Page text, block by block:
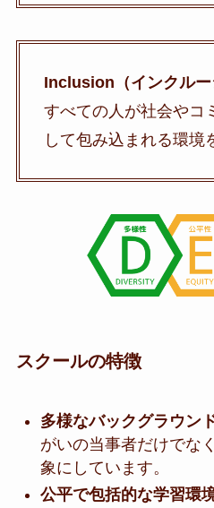
Inclusion（インクル
すべての人が社会やコ
して包み込まれる環境
スクールの特徴
多様なバックグラウン
がいの当事者だけでな
象にしています。
公平で包括的な学習環